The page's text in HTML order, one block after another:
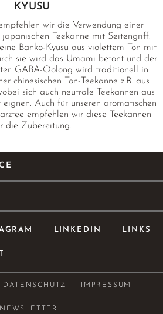
KYUSU
wir die Verwendung einer
japanischen Teekanne mit Seitengriff.
Banko-Kyusu aus violettem Ton mit
sie wird das Umami betont und der
GABA-Oolong wird traditionell in
chinesischen Ton-Teekanne z.B. aus
sich auch neutrale Teekannen aus
Auch für unseren aromatischen
empfehlen wir diese Teekannen
die Zubereitung.
DATENSCHUTZ IMPRESSUM
NEWSLETTER
LINKEDIN LINKS